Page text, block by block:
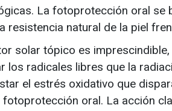
La fotoprotección oral se
resistencia natural de la piel
solar tópico es
los radicales libres que la
el estrés oxidativo que
fotoprotección oral. La acción